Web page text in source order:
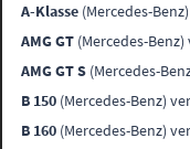
A-Klasse (Mercedes-
AMG GT (Mercedes-
AMG GT S (Mercedes-
B 150 (Mercedes-Benz)
B 160 (Mercedes-Benz)